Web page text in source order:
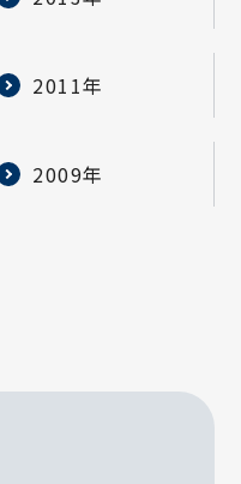
2011年
2009年